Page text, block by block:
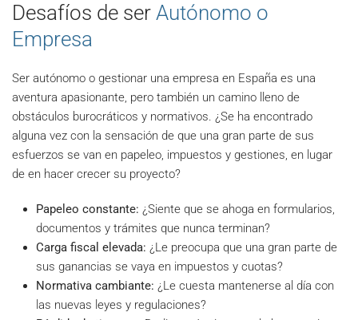
Desafíos de ser Autónomo o
Empresa
Ser autónomo o gestionar una empresa en España es una
aventura apasionante, pero también un camino lleno de
obstáculos burocráticos y normativos. ¿Se ha encontrado
alguna vez con la sensación de que una gran parte de sus
esfuerzos se van en papeleo, impuestos y gestiones, en lugar
de en hacer crecer su proyecto?
Papeleo constante: ¿Siente que se ahoga en formularios,
documentos y trámites que nunca terminan?
Carga fiscal elevada: ¿Le preocupa que una gran parte de
sus ganancias se vaya en impuestos y cuotas?
Normativa cambiante: ¿Le cuesta mantenerse al día con
las nuevas leyes y regulaciones?